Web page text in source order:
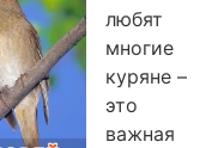
любят
многие
куряне –
это
важная